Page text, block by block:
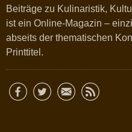
Beiträge zu Kulinaristik,
ist ein Online-Magazin –
abseits der thematischen
Printtitel.